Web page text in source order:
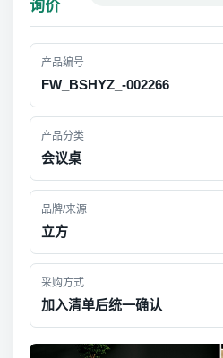
询价
产品编号
FW_BSHYZ_-002266
产品分类
会议桌
品牌/来源
立方
采购方式
加入清单后统一确认